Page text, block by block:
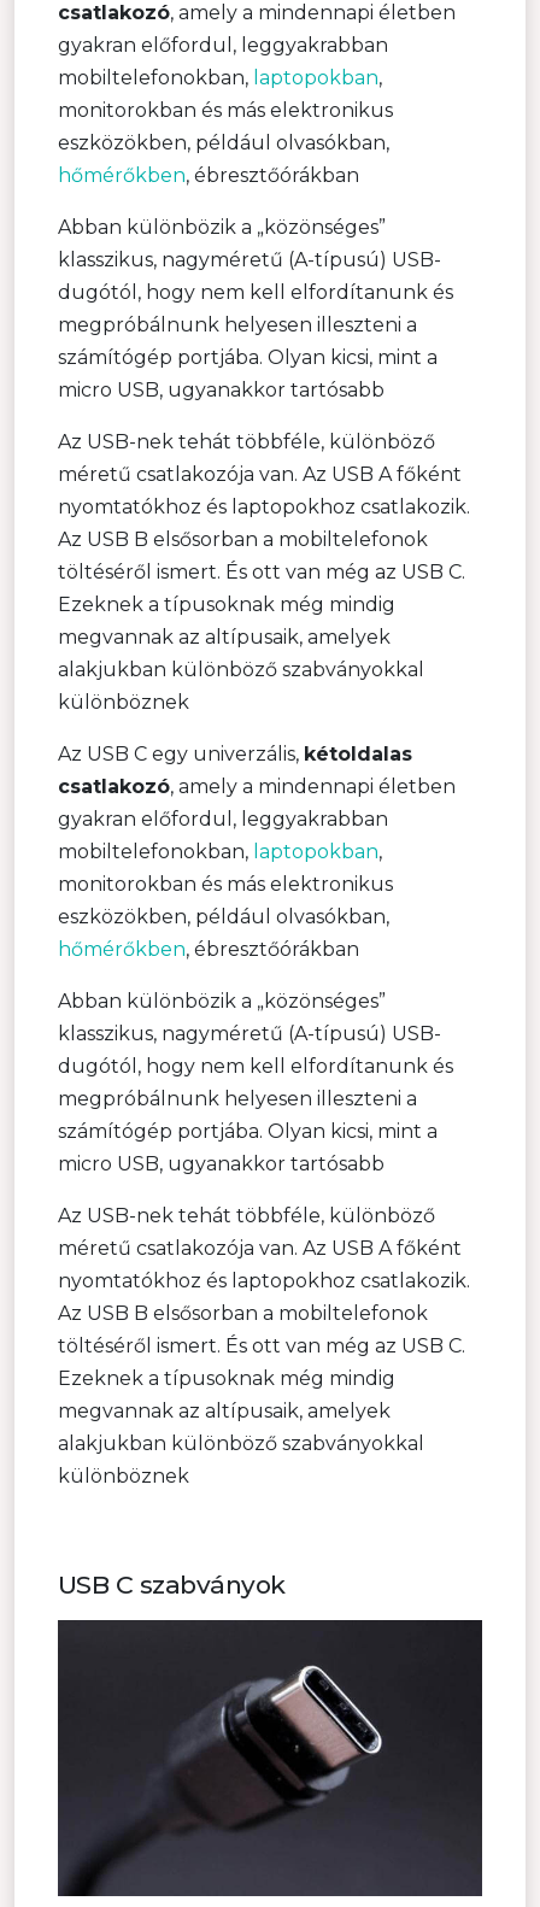
csatlakozó, amely a mindennapi életben
gyakran előfordul, leggyakrabban
mobiltelefonokban, laptopokban,
monitorokban és más elektronikus
eszközökben, például olvasókban,
hőmérőkben, ébresztőórákban
Abban különbözik a „közönséges”
klasszikus, nagyméretű (A-típusú) USB-
dugótól, hogy nem kell elfordítanunk és
megpróbálnunk helyesen illeszteni a
számítógép portjába. Olyan kicsi, mint a
micro USB, ugyanakkor tartósabb
Az USB-nek tehát többféle, különböző
méretű csatlakozója van. Az USB A főként
nyomtatókhoz és laptopokhoz csatlakozik.
Az USB B elsősorban a mobiltelefonok
töltéséről ismert. És ott van még az USB C.
Ezeknek a típusoknak még mindig
megvannak az altípusaik, amelyek
alakjukban különböző szabványokkal
különböznek
Az USB C egy univerzális, kétoldalas
csatlakozó, amely a mindennapi életben
gyakran előfordul, leggyakrabban
mobiltelefonokban, laptopokban,
monitorokban és más elektronikus
eszközökben, például olvasókban,
hőmérőkben, ébresztőórákban
Abban különbözik a „közönséges”
klasszikus, nagyméretű (A-típusú) USB-
dugótól, hogy nem kell elfordítanunk és
megpróbálnunk helyesen illeszteni a
számítógép portjába. Olyan kicsi, mint a
micro USB, ugyanakkor tartósabb
Az USB-nek tehát többféle, különböző
méretű csatlakozója van. Az USB A főként
nyomtatókhoz és laptopokhoz csatlakozik.
Az USB B elsősorban a mobiltelefonok
töltéséről ismert. És ott van még az USB C.
Ezeknek a típusoknak még mindig
megvannak az altípusaik, amelyek
alakjukban különböző szabványokkal
különböznek
USB C szabványok